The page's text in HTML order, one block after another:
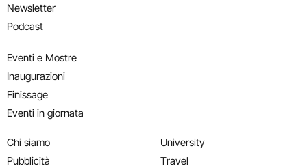
Newsletter
Podcast
Eventi e Mostre
Inaugurazioni
Finissage
Eventi in giornata
Chi siamo
Pubblicità
University
Travel